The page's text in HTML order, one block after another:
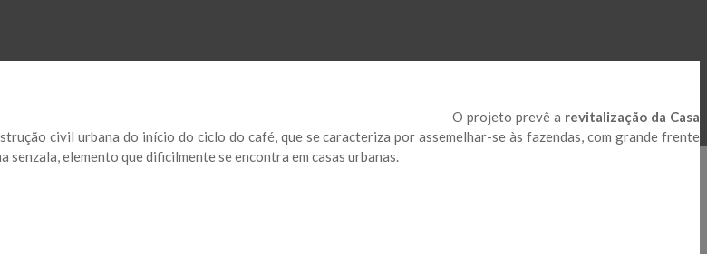
O projeto prevê a revitalização da Casa
civil urbana do início do ciclo do café, que se caracteriza por assemelhar-se às fazendas, com grande frente
elemento que dificilmente se encontra em casas urbanas.